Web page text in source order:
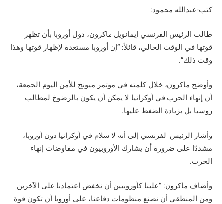
كتب-عبدالله محمود:
طالب الرئيس الفرنسي إيمانويل ماكرون، دول أوروبا بأن تظهر
قوتها في الوقت الحالي، قائلاً: “إن أوروبا مستعدة لإظهار قوتها وهذا
وقت ذلك”.
وأوضح ماكرون، خلال كلمته في مؤتمر ميونخ للأمن اليوم الجمعة،
أن إنهاء الحرب في أوكرانيا لا يمكن أن يكون بالرضوخ لمطالب
روسيا بل بزيادة الضغط عليها.
وأشار الرئيس الفرنسي إلى أنه لا سلام في أوكرانيا دون أوروبا،
مشددًا على ضرورة أن يشارك الأوروبيون في مفاوضات إنهاء
الحرب.
وأضاف ماكرون: “علينا كأوروبيين أن نخفض اعتمادنا على الآخرين
ومن المنطقي أن نصنع منظومات دفاعنا، على أوروبا أن تكون قوة